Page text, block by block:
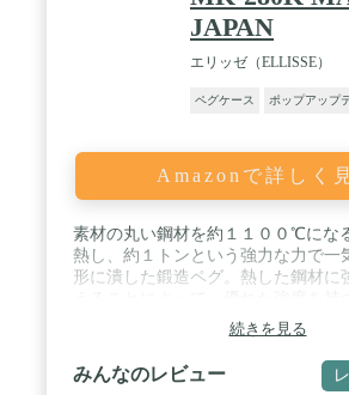
JAPAN
エリッゼ（ELLISSE）
ペグケース ポップアップ
Amazonで詳しく
素材の丸い鋼材を約１１００℃にな
熱し、約１トンという強力な力で一
形に潰した鍛造ペグ。熱した鋼材に
ます。 / 通常の丸棒のペグは地中で
と回り使い勝手が悪いですが、楕円
や石が混じった固い地面でも入り込
でクルクルと回る事なく、ガッチリ
続きを見る
みんなのレビュー